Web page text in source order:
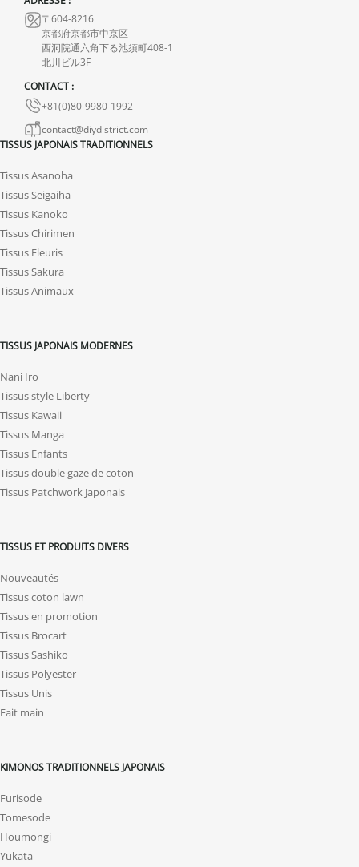
Aucun remboursement ne sera effectué pour des produits
endommagés.
En cas de défaut de notre part, contactez-nous dans les 72 heures
solution rapide et adaptée.
〒604-8216
京都府京都市中京区
西洞院通六角下る池須町408-1
北川ビル3F
CONTACT :
+81(0)80-9980-1992
contact@diydistrict.com
TISSUS JAPONAIS TRADITIONNELS
Tissus Asanoha
Tissus Seigaiha
Tissus Kanoko
Tissus Chirimen
Tissus Fleuris
Tissus Sakura
Tissus Animaux
TISSUS JAPONAIS MODERNES
Nani Iro
Tissus style Liberty
Tissus Kawaii
Tissus Manga
Tissus Enfants
Tissus double gaze de coton
Tissus Patchwork Japonais
TISSUS ET PRODUITS DIVERS
Nouveautés
Tissus coton lawn
Tissus en promotion
Tissus Brocart
Tissus Sashiko
Tissus Polyester
Tissus Unis
Fait main
KIMONOS TRADITIONNELS JAPONAIS
Furisode
Tomesode
Houmongi
Yukata